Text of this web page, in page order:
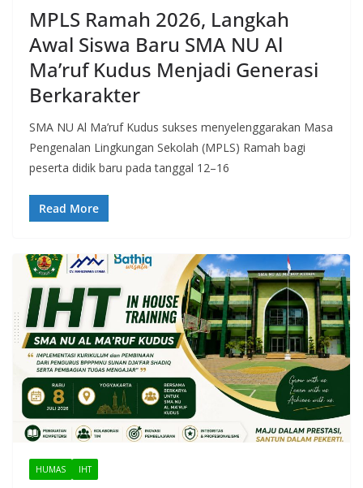
MPLS Ramah 2026, Langkah
Awal Siswa Baru SMA NU Al
Ma’ruf Kudus Menjadi Generasi
Berkarakter
SMA NU Al Ma’ruf Kudus sukses menyelenggarakan Masa
Pengenalan Lingkungan Sekolah (MPLS) Ramah bagi
peserta didik baru pada tanggal 12–16
Read More
HUMAS IHT